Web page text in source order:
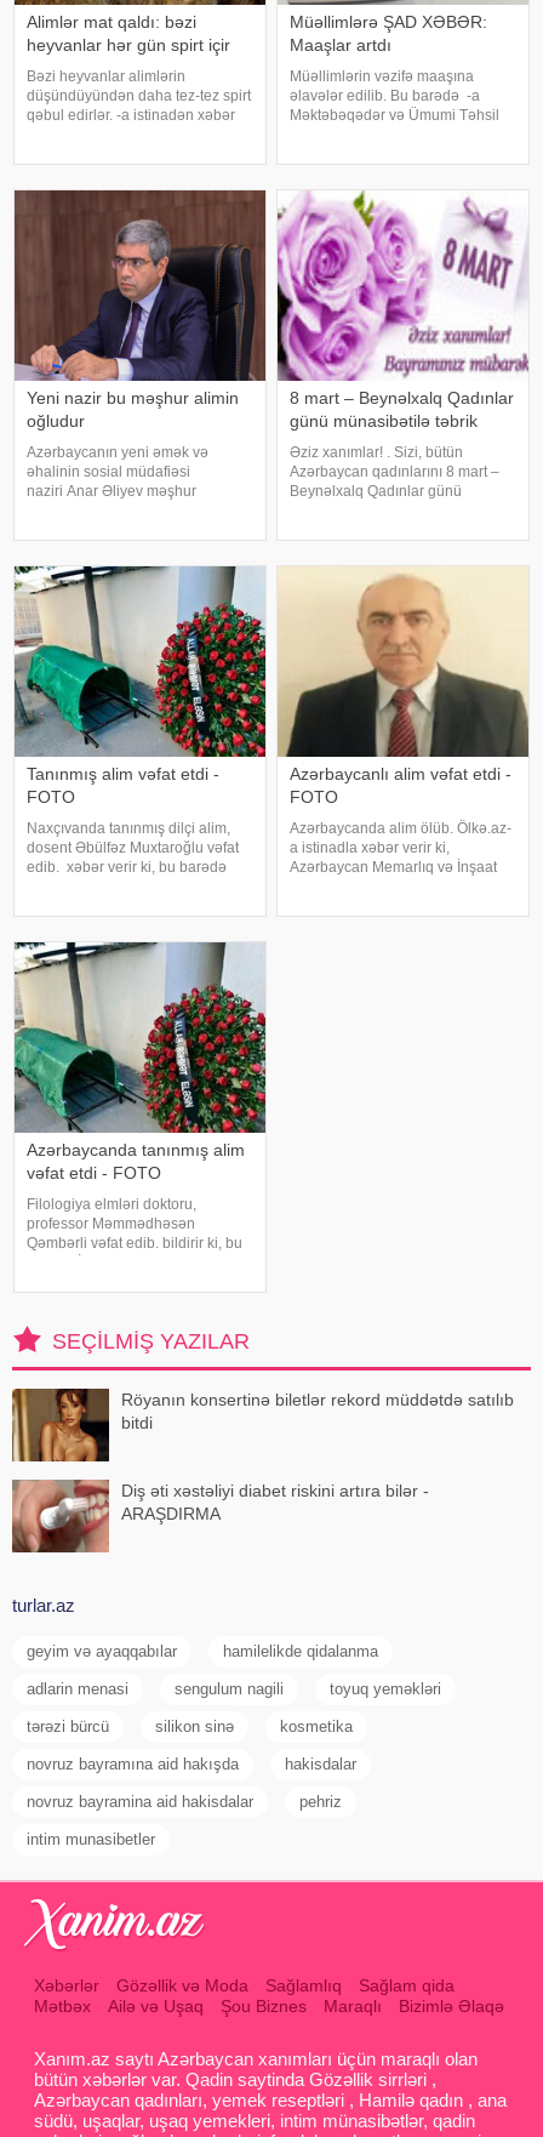
Alimlər mat qaldı: bəzi
heyvanlar hər gün spirt içir
Bəzi heyvanlar alimlərin
düşündüyündən daha tez-tez spirt
qəbul edirlər. -a istinadən xəbər
Universitetinin britaniyalı alimlər
Müəllimlərə ŞAD XƏBƏR:
Maaşlar artdı
Müəllimlərin vəzifə maaşına
əlavələr edilib. Bu barədə -a
Məktəbəqədər və Ümumi Təhsil
təhsilverənlərin
sertifikatlaşdırılmas
Yeni nazir bu məşhur alimin
oğludur
Azərbaycanın yeni əmək və
əhalinin sosial müdafiəsi
naziri Anar Əliyev məşhur
Əliyev Nizami Gəncəvi adına
Ədəbiyyat İnstitutund
8 mart – Beynəlxalq Qadınlar
günü münasibətilə təbrik
Əziz xanımlar! . Sizi, bütün
Azərbaycan qadınlarını 8 mart –
Beynəlxalq Qadınlar günü
işlərinizdə müvəffəqiyyətlər
arzulayırıq. Sizə ən gözə
Tanınmış alim vəfat etdi -
FOTO
Naxçıvanda tanınmış dilçi alim,
dosent Əbülfəz Muxtaroğlu vəfat
edib. xəbər verir ki, bu barədə
1939-cu il iyunun 1-də Naxçıvan
Muxta
Azərbaycanlı alim vəfat etdi -
FOTO
Azərbaycanda alim ölüb. Ölkə.az-
a istinadla xəbər verir ki,
Azərbaycan Memarlıq və İnşaat
Azərbaycanda tanınmış alim
vəfat etdi - FOTO
Filologiya elmləri doktoru,
professor Məmmədhəsən
Qəmbərli vəfat edib. bildirir ki, bu
yaşında dünyasın
SEÇILMIŞ YAZILAR
Röyanın konsertinə biletlər rekord müddətdə satılıb
bitdi
Diş əti xəstəliyi diabet riskini artıra bilər -
ARAŞDIRMA
turlar.az
geyim və ayaqqabılar hamilelikde qidalanma
adlarin menasi sengulum nagili toyuq yeməkləri
tərəzi bürcü silikon sinə kosmetika
novruz bayramına aid hakışda hakisdalar
novruz bayramina aid hakisdalar pehriz
intim munasibetler
Xəbərlər Gözəllik və Moda Sağlamlıq
Sağlam qida
Mətbəx
Ailə və Uşaq Şou Biznes Maraqlı Bizimlə Əlaqə
Xanım.az saytı Azərbaycan xanımları üçün maraqlı olan
bütün xəbərlər var. Qadin saytinda Gözəllik sirrləri ,
Azərbaycan qadınları, yemek reseptləri , Hamilə qadın , ana
südü, uşaqlar, uşaq yemekleri, intim münasibətlər, qadin